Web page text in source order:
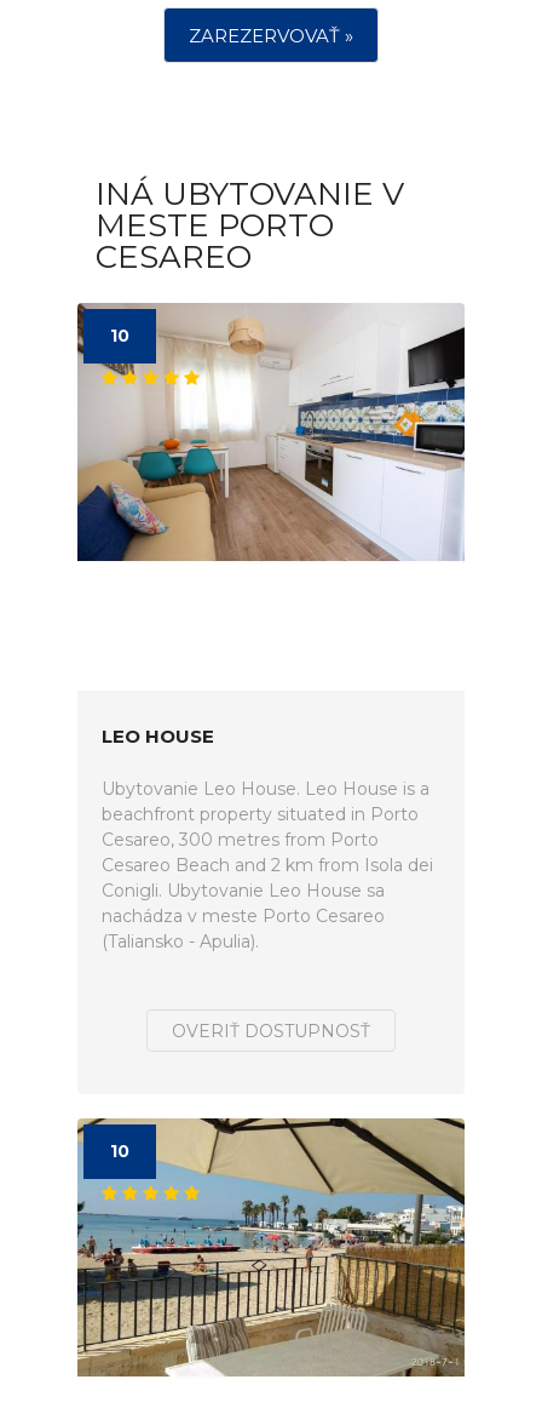
ZAREZERVOVAŤ »
INÁ UBYTOVANIE V
MESTE PORTO
CESAREO
10
LEO HOUSE
Ubytovanie Leo House. Leo House is a
beachfront property situated in Porto
Cesareo, 300 metres from Porto
Cesareo Beach and 2 km from Isola dei
Conigli. Ubytovanie Leo House sa
nachádza v meste Porto Cesareo
(Taliansko - Apulia).
OVERIŤ DOSTUPNOSŤ
10